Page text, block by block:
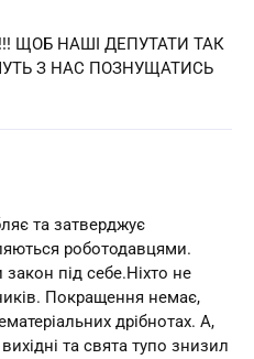
ЩОБ НАШІ ДЕПУТАТИ ТАК
З НАС ПОЗНУЩАТИСЬ
та затверджує
роботодавцями.
закон під себе.Ніхто не
Покращення немає,
дрібнотах. А,
та свята тупо знизил